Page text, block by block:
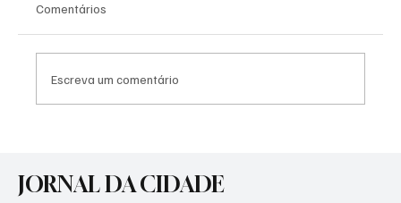
contra a mulher
Comentários
Escreva um comentário
JORNAL DA CIDADE